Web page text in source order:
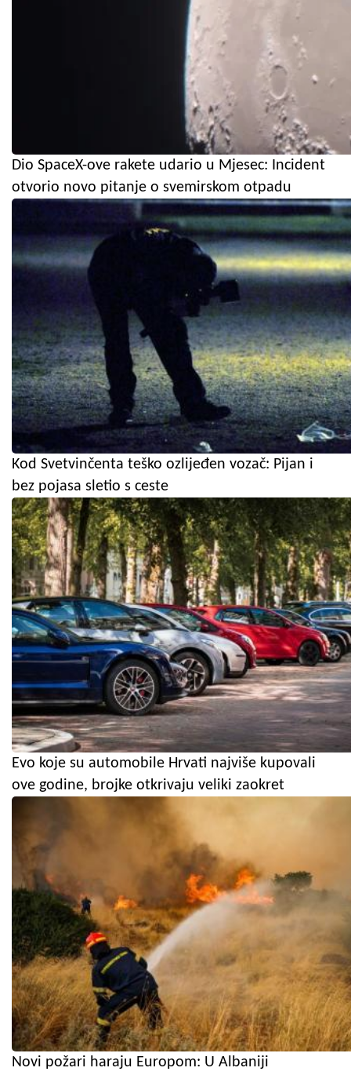
Dio SpaceX-ove rakete udario u Mjesec: Incident
otvorio novo pitanje o svemirskom otpadu
Kod Svetvinčenta teško ozlijeđen vozač: Pijan i
bez pojasa sletio s ceste
Evo koje su automobile Hrvati najviše kupovali
ove godine, brojke otkrivaju veliki zaokret
Novi požari haraju Europom: U Albaniji